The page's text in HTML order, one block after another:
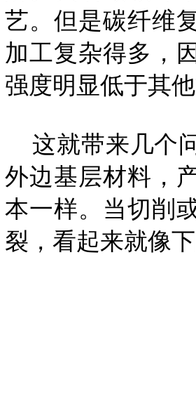
艺。但是碳纤维
加工复杂得多，
强度明显低于其他
这就带来几个
外边基层材料，
本一样。当切削
裂，看起来就像